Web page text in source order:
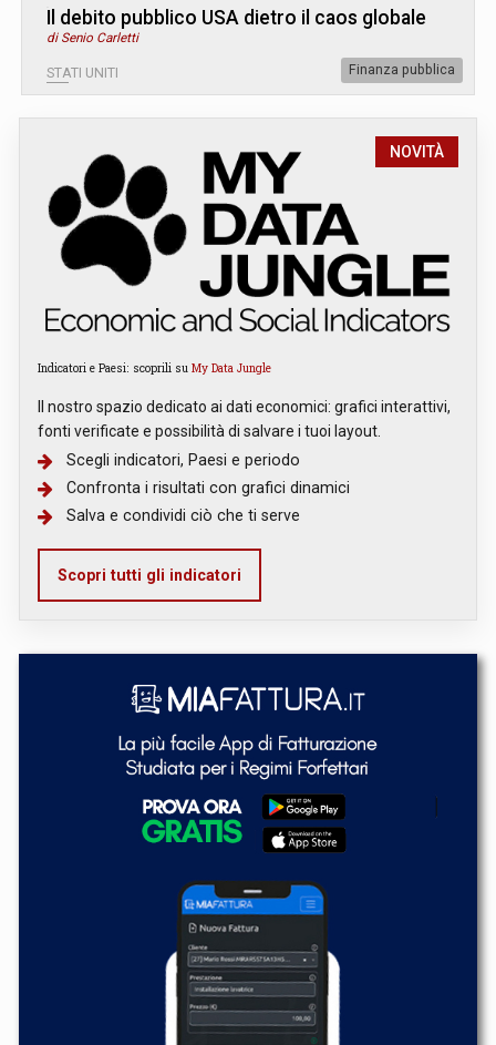
Il debito pubblico USA dietro il caos globale
di Senio Carletti
STATI UNITI Finanza pubblica
NOVITÀ
Indicatori e Paesi: scoprili su My Data Jungle
Il nostro spazio dedicato ai dati economici: grafici interattivi,
fonti verificate e possibilità di salvare i tuoi layout.
Scegli indicatori, Paesi e periodo
Confronta i risultati con grafici dinamici
Salva e condividi ciò che ti serve
Scopri tutti gli indicatori